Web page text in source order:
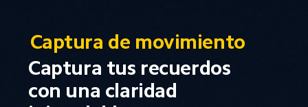
Captura de movimiento
Captura tus recuerdos
con una claridad